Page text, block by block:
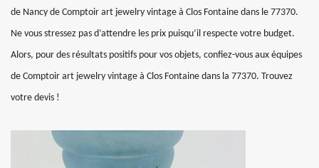
de Nancy de Comptoir art jewelry vintage à Clos Fontaine dans le 77370.
Ne vous stressez pas d’attendre les prix puisqu’il respecte votre budget.
Alors, pour des résultats positifs pour vos objets, confiez-vous aux équipes
de Comptoir art jewelry vintage à Clos Fontaine dans la 77370. Trouvez
votre devis !